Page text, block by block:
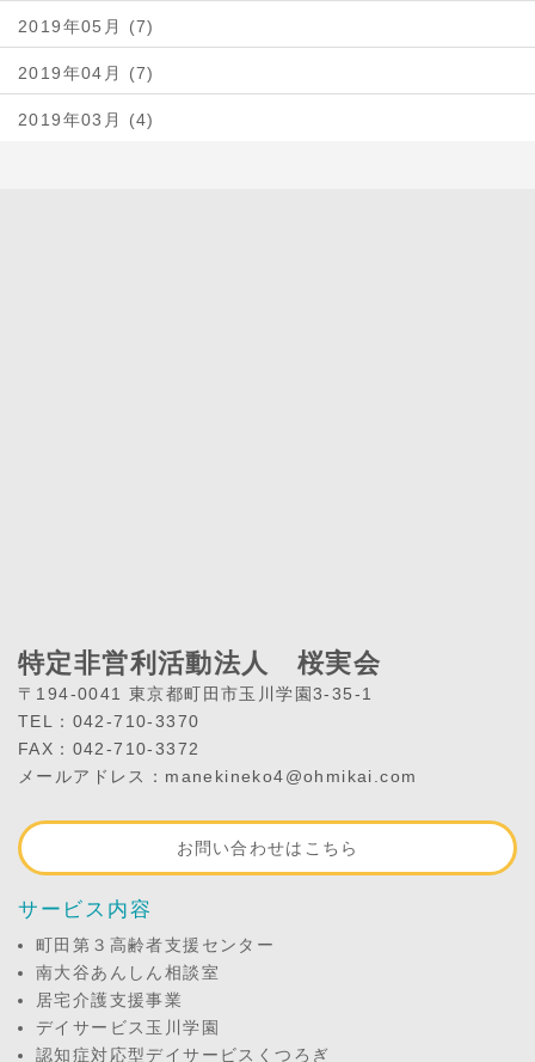
2019年05月 (7)
2019年04月 (7)
2019年03月 (4)
特定非営利活動法人 桜実会
〒194-0041 東京都町田市玉川学園3-35-1
TEL：042-710-3370
FAX：042-710-3372
メールアドレス：manekineko4@ohmikai.com
お問い合わせはこちら
サービス内容
町田第３高齢者支援センター
南大谷あんしん相談室
居宅介護支援事業
デイサービス玉川学園
認知症対応型デイサービスくつろぎ